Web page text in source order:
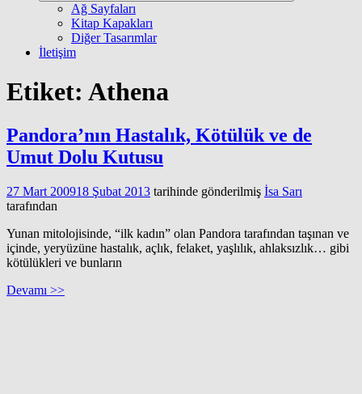
Ağ Sayfaları
Kitap Kapakları
Diğer Tasarımlar
İletişim
Etiket: Athena
Pandora’nın Hastalık, Kötülük ve de
Umut Dolu Kutusu
27 Mart 200918 Şubat 2013 tarihinde gönderilmiş İsa Sarı
tarafından
Yunan mitolojisinde, “ilk kadın” olan Pandora tarafından taşınan ve
içinde, yeryüzüne hastalık, açlık, felaket, yaşlılık, ahlaksızlık… gibi
kötülükleri ve bunların
Devamı >>